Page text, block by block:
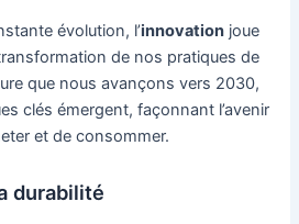
évolution, l’innovation joue
de nos pratiques de
que nous avançons vers 2030,
clés émergent, façonnant l’avenir
et de consommer.
durabilité